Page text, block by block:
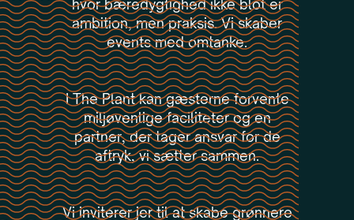
hvor bæredygtighed ikke blot er
ambition, men praksis. Vi skaber
events med omtanke.
I The Plant kan gæsterne forvente
miljøvenlige faciliteter og en
partner, der tager ansvar for de
aftryk, vi sætter sammen.
Vi inviterer jer til at skabe grønnere